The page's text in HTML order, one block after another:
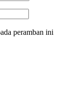
peramban ini